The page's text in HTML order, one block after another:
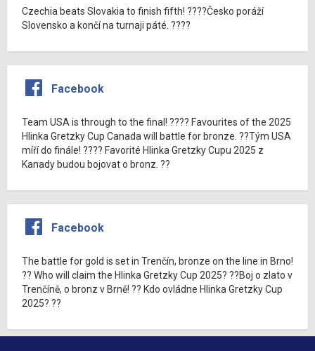
Czechia beats Slovakia to finish fifth! ????Česko poráží
Slovensko a končí na turnaji páté. ????
Facebook
Team USA is through to the final! ???? Favourites of the 2025
Hlinka Gretzky Cup Canada will battle for bronze. ??Tým USA
míří do finále! ???? Favorité Hlinka Gretzky Cupu 2025 z
Kanady budou bojovat o bronz. ??
Facebook
The battle for gold is set in Trenčín, bronze on the line in Brno!
?? Who will claim the Hlinka Gretzky Cup 2025? ??Boj o zlato v
Trenčíně, o bronz v Brně! ?? Kdo ovládne Hlinka Gretzky Cup
2025? ??